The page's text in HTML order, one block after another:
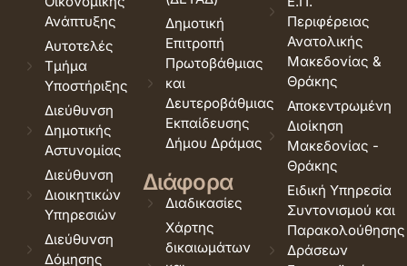
Ανάπτυξης
Αυτοτελές
Τμήμα
Υποστήριξης
Διεύθυνση
Δημοτικής
Αστυνομίας
Διεύθυνση
Διοικητικών
Υπηρεσιών
Διεύθυνση
Δόμησης
Δημοτική
Επιτροπή
Πρωτοβάθμιας
και
Δευτεροβάθμιας
Εκπαίδευσης
Δήμου Δράμας
Διάφορα
Διαδικασίες
Χάρτης
δικαιωμάτων
Περιφέρειας
Ανατολικής
Μακεδονίας &
Θράκης
Αποκεντρωμένη
Διοίκηση
Μακεδονίας -
Θράκης
Ειδική Υπηρεσία
Συντονισμού και
Παρακολούθησης
Δράσεων